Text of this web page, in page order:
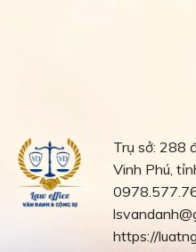
Trụ sở: 288
Vinh Phú,
https://